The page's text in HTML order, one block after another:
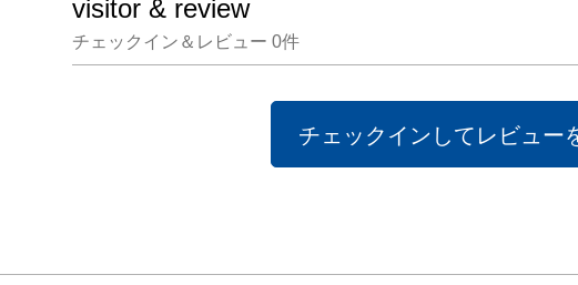
visitor & review
チェックイン＆レビュー 0件
チェックインしてレビュー